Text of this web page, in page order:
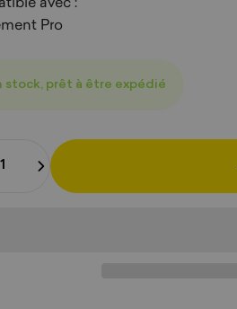
avec :
Pro
stock, prêt à être expédié